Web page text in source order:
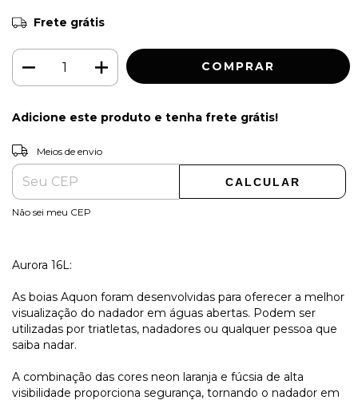
Frete grátis
Adicione este produto e tenha frete grátis!
Entregas para o CEP:
Meios de envio
CALCULAR
Não sei meu CEP
Aurora 16L:
As boias Aquon foram desenvolvidas para oferecer a melhor
visualização do nadador em águas abertas. Podem ser
utilizadas por triatletas, nadadores ou qualquer pessoa que
saiba nadar.
A combinação das cores neon laranja e fúcsia de alta
visibilidade proporciona segurança, tornando o nadador em